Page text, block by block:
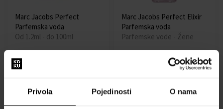
Privola Pojedinosti O nama
Marc Jacobs Perfect
Parfemska voda
Od 1.2ml - do 100ml
Dostupno
10,00 € 66,00 €
Marc Jacobs Perfect Elixir
Parfemska voda
Parfemske vode - Žene
Dostupno
5,00 € 88,00 €